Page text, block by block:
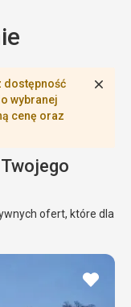
dostępność
wybranej
cenę oraz
ofert, które dla
dodaj